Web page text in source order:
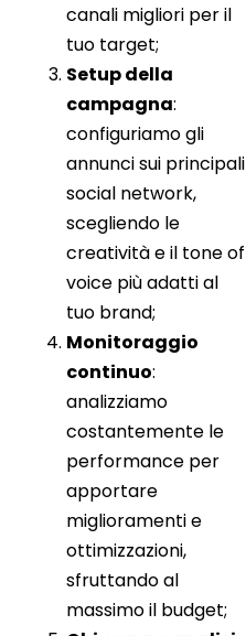
canali migliori per il
tuo target;
Setup della
campagna:
configuriamo gli
annunci sui principali
social network,
scegliendo le
creatività e il tone of
voice più adatti al
tuo brand;
Monitoraggio
continuo:
analizziamo
costantemente le
performance per
apportare
miglioramenti e
ottimizzazioni,
sfruttando al
massimo il budget;